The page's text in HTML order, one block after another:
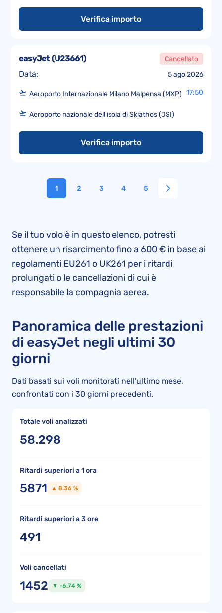
Verifica importo
Data: 5 ago 2026
easyJet(U23661) Cancellato
Aeroporto Internazionale Milano Malpensa (MXP) 17:50
Aeroporto nazionale dell'isola di Skiathos (JSI)
Verifica importo
1 2 3 4 5
Se il tuo volo è in questo elenco, potresti
ottenere un risarcimento fino a 600 € in base ai
regolamenti EU261 o UK261 per i ritardi
prolungati o le cancellazioni di cui è
responsabile la compagnia aerea.
Panoramica delle prestazioni
di easyJet negli ultimi 30
giorni
Dati basati sui voli monitorati nell'ultimo mese,
confrontati con i 30 giorni precedenti.
Totale voli analizzati
58.298
Ritardi superiori a 1 ora
5871 ▲ 8.36 %
Ritardi superiori a 3 ore
491
Voli cancellati
1452 ▼ -6.74 %